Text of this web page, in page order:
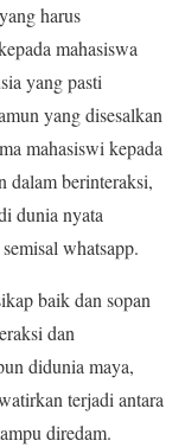
harus
mahasiswa
yang pasti
yang disesalkan
mahasiswi kepada
dalam berinteraksi,
dunia nyata
whatsapp.
baik dan sopan
dan
didunia maya,
terjadi antara
diredam.